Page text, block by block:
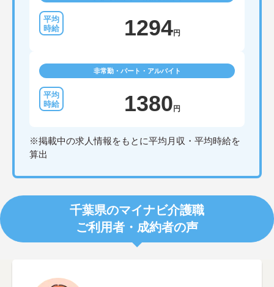
1294円
非常勤・パート・アルバイト
1380円
※掲載中の求人情報をもとに平均月収・平均時給を
算出
千葉県のマイナビ介護職
ご利用者・成約者の声